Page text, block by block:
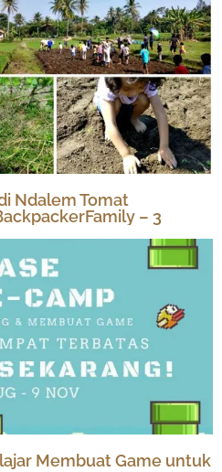
Ndalem Tomat
– 3
Membuat Game untuk